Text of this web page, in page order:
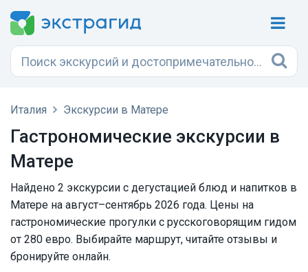
Италия Экскурсии в Матере
Гастрономические экскурсии в
Матере
Найдено 2 экскурсии с дегустацией блюд и напитков в
Матере на август–сентябрь 2026 года. Цены на
гастрономические прогулки с русскоговорящим гидом
от 280 евро. Выбирайте маршрут, читайте отзывы и
бронируйте онлайн.